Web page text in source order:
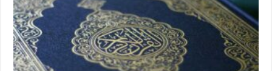
الكريم
في
تنمية
التفكير
التصميمي